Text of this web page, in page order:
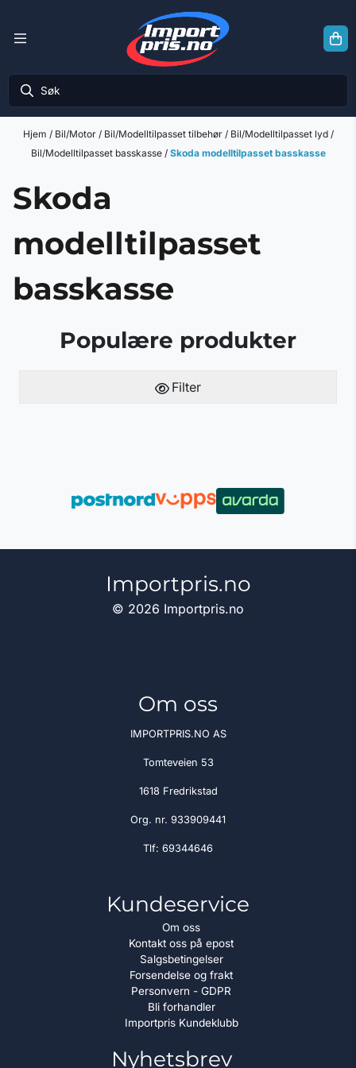
Hjem / Bil/Motor / Bil/Modelltilpasset tilbehør / Bil/Modelltilpasset lyd /
Bil/Modelltilpasset basskasse / Skoda modelltilpasset basskasse
Skoda
modelltilpasset
basskasse
Populære produkter
Filter
Importpris.no
© 2026 Importpris.no
Om oss
IMPORTPRIS.NO AS
Tomteveien 53
1618 Fredrikstad
Org. nr. 933909441
Tlf: 69344646
Kundeservice
Om oss
Kontakt oss på epost
Salgsbetingelser
Forsendelse og frakt
Personvern - GDPR
Bli forhandler
Importpris Kundeklubb
Nyhetsbrev